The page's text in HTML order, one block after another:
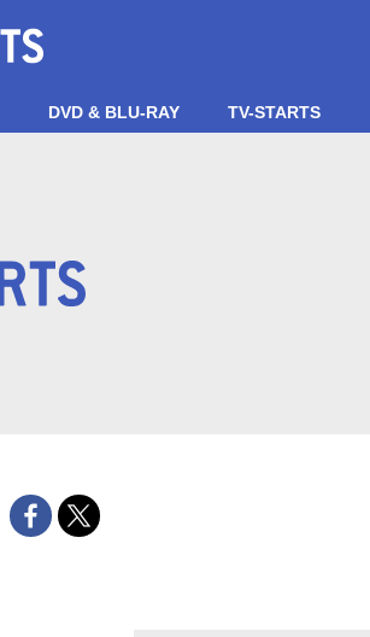
DVD & BLU-RAY TV-STARTS